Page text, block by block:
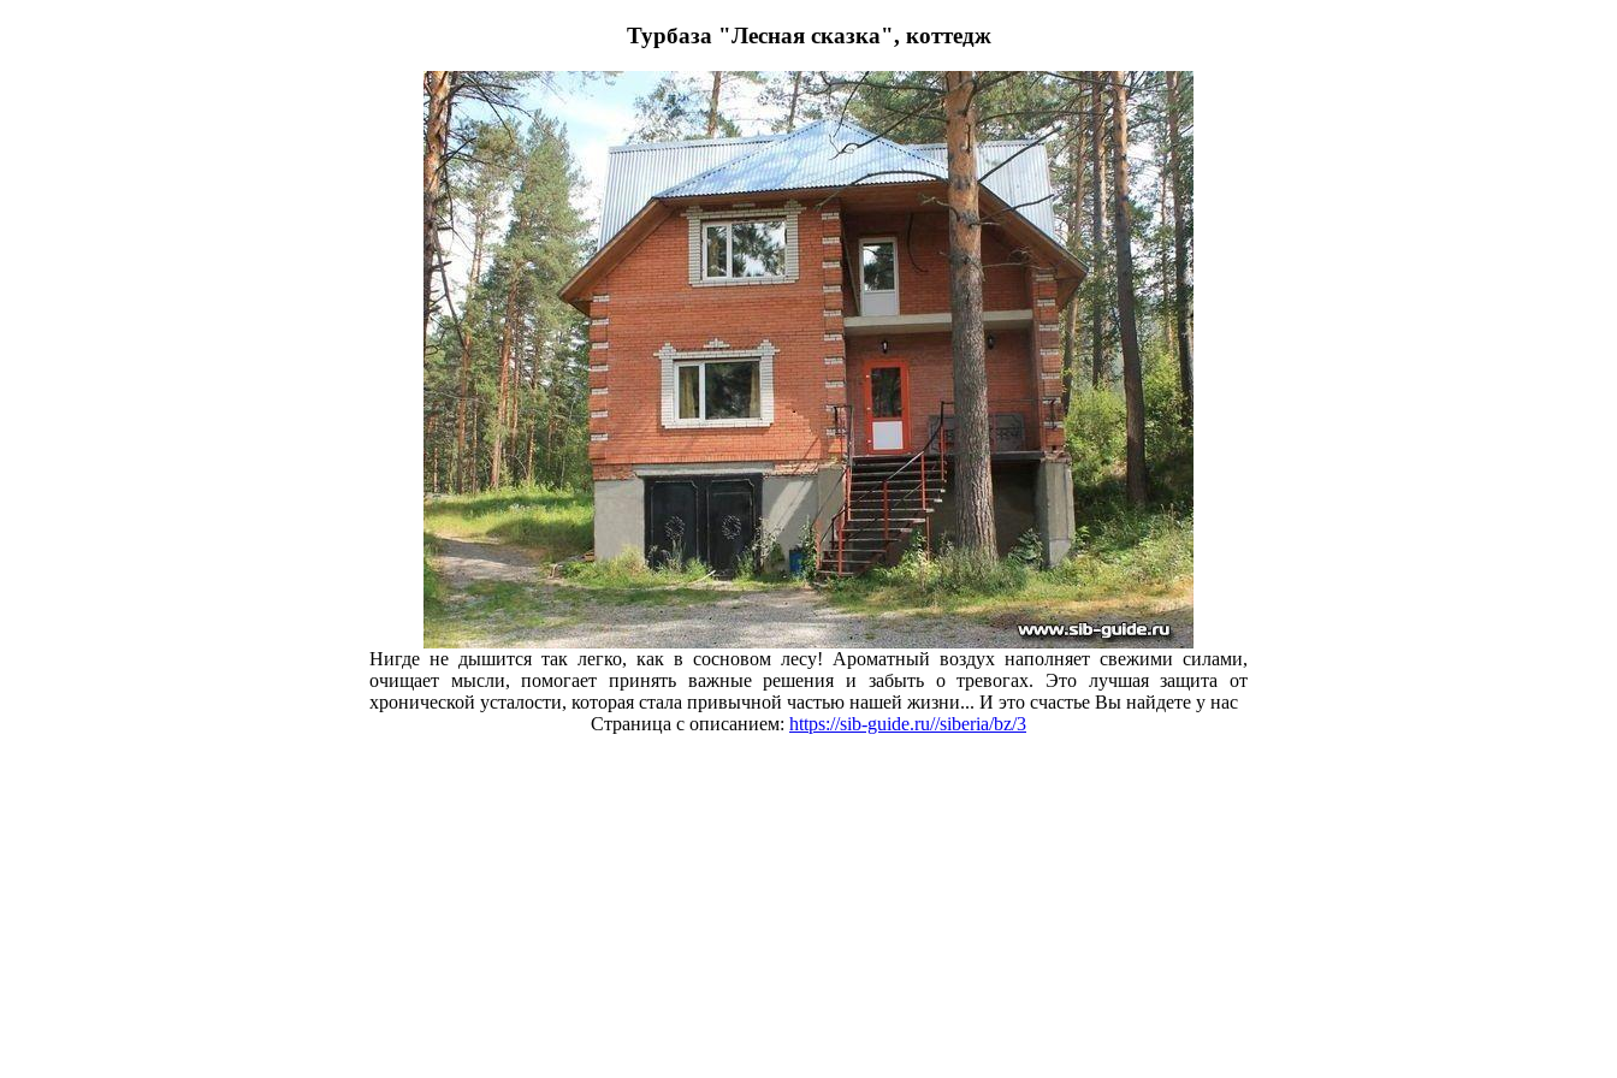
Турбаза "Лесная сказка", коттедж
Нигде не дышится так легко, как в сосновом лесу! Ароматный воздух наполняет свежими силами,
очищает мысли, помогает принять важные решения и забыть о тревогах. Это лучшая защита от
хронической усталости, которая стала привычной частью нашей жизни... И это счастье Вы найдете у нас
Страница с описанием: https://sib-guide.ru//siberia/bz/3